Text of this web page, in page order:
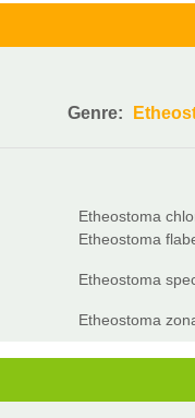
Genre:
Etheostoma
Etheostoma
Etheostoma
Etheostoma